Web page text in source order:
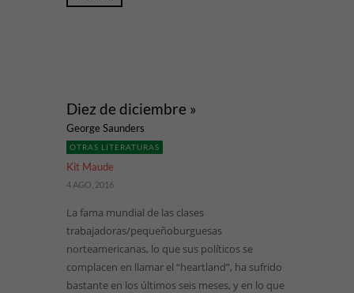
Diez de diciembre »
George Saunders
OTRAS LITERATURAS
Kit Maude
4 AGO, 2016
La fama mundial de las clases
trabajadoras/pequeñoburguesas
norteamericanas, lo que sus políticos se
complacen en llamar el “heartland”, ha sufrido
bastante en los últimos seis meses, y en lo que